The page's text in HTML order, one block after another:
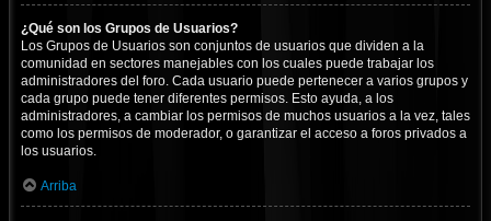
¿Qué son los Grupos de Usuarios?
Los Grupos de Usuarios son conjuntos de usuarios que dividen a la
comunidad en sectores manejables con los cuales puede trabajar los
administradores del foro. Cada usuario puede pertenecer a varios grupos y
cada grupo puede tener diferentes permisos. Esto ayuda, a los
administradores, a cambiar los permisos de muchos usuarios a la vez, tales
como los permisos de moderador, o garantizar el acceso a foros privados a
los usuarios.
Arriba